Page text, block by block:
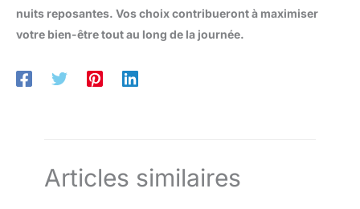
nuits reposantes. Vos choix contribueront à maximiser
votre bien-être tout au long de la journée.
Articles similaires